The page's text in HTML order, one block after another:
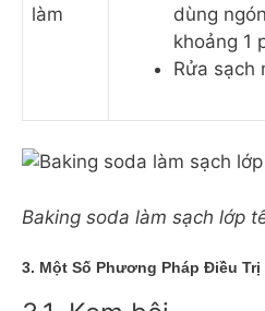
làm
dùng
khoảng 1
Rửa sạch
Baking soda làm sạch lớp
3. Một Số Phương Pháp Điều Trị